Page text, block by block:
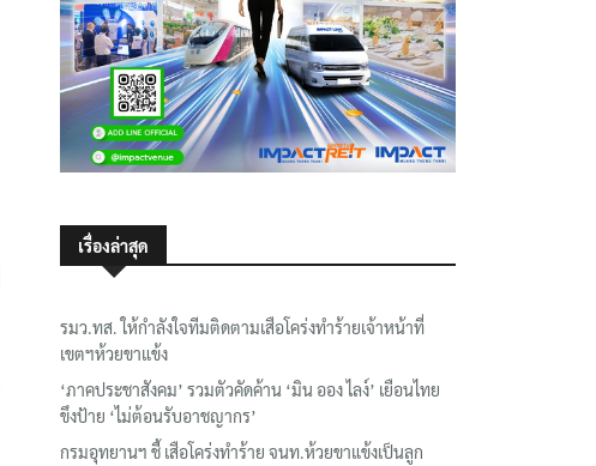
เรื่องล่าสุด
รมว.ทส. ให้กำลังใจทีมติดตามเสือโคร่งทำร้ายเจ้าหน้าที่
เขตฯห้วยขาแข้ง
‘ภาคประชาสังคม’ รวมตัวคัดค้าน ‘มิน ออง ไลง์’ เยือนไทย
ขึงป้าย ‘ไม่ต้อนรับอาชญากร’
กรมอุทยานฯ ชี้ เสือโคร่งทำร้าย จนท.ห้วยขาแข้งเป็นลูก